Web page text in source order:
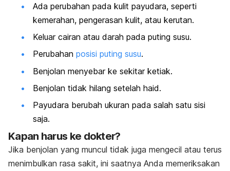
Ada perubahan pada kulit payudara, seperti
kemerahan, pengerasan kulit, atau kerutan.
Keluar cairan atau darah pada puting susu.
Perubahan posisi puting susu.
Benjolan menyebar ke sekitar ketiak.
Benjolan tidak hilang setelah haid.
Payudara berubah ukuran pada salah satu sisi
saja.
Kapan harus ke dokter?
Jika benjolan yang muncul tidak juga mengecil atau terus
menimbulkan rasa sakit, ini saatnya Anda memeriksakan